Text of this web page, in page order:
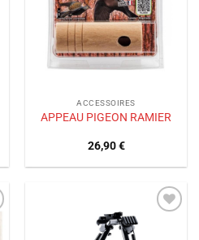
souhaits
ACCESSOIRES
APPEAU PIGEON RAMIER
26,90€